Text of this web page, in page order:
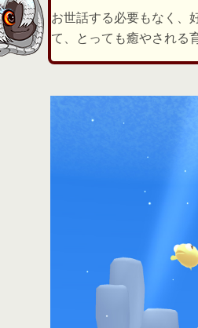
お世話する必要もなく、
て、とっても癒やされる